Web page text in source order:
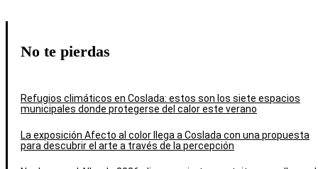
No te pierdas
Refugios climáticos en Coslada: estos son los siete espacios
municipales donde protegerse del calor este verano
La exposición Afecto al color llega a Coslada con una propuesta
para descubrir el arte a través de la percepción